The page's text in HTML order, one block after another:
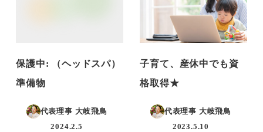
保護中: （ヘッドスパ）
準備物
代表理事 大岐飛鳥
2024.2.5
子育て、産休中でも資
格取得★
代表理事 大岐飛鳥
2023.5.10